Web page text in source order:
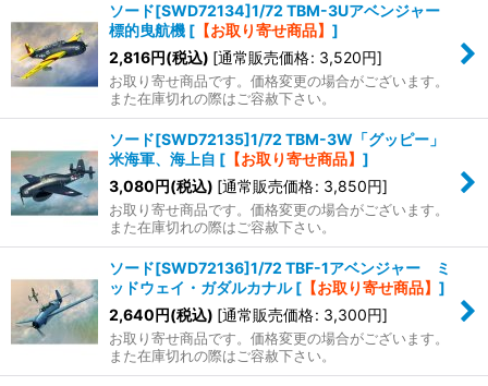
ソード[SWD72134]1/72 TBM-3Uアベンジャー
標的曳航機 [ 【お取り寄せ商品】 ]
2,816円(税込) [通常販売価格: 3,520円]
お取り寄せ商品です。価格変更の場合がございます。
また在庫切れの際はご容赦下さい。
ソード[SWD72135]1/72 TBM-3W「グッピー」
米海軍、海上自 [ 【お取り寄せ商品】 ]
3,080円(税込) [通常販売価格: 3,850円]
お取り寄せ商品です。価格変更の場合がございます。
また在庫切れの際はご容赦下さい。
ソード[SWD72136]1/72 TBF-1アベンジャー ミ
ッドウェイ・ガダルカナル [ 【お取り寄せ商品】 ]
2,640円(税込) [通常販売価格: 3,300円]
お取り寄せ商品です。価格変更の場合がございます。
また在庫切れの際はご容赦下さい。